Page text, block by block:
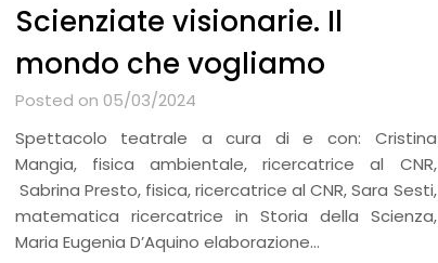
Scienziate visionarie. Il
mondo che vogliamo
Posted on 05/03/2024
Spettacolo teatrale a cura di e con: Cristina
Mangia, fisica ambientale, ricercatrice al CNR,
Sabrina Presto, fisica, ricercatrice al CNR, Sara Sesti,
matematica ricercatrice in Storia della Scienza,
Maria Eugenia D’Aquino elaborazione…